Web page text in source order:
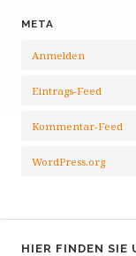
META
Anmelden
Eintrags-Feed
Kommentar-Feed
WordPress.org
HIER FINDEN SIE